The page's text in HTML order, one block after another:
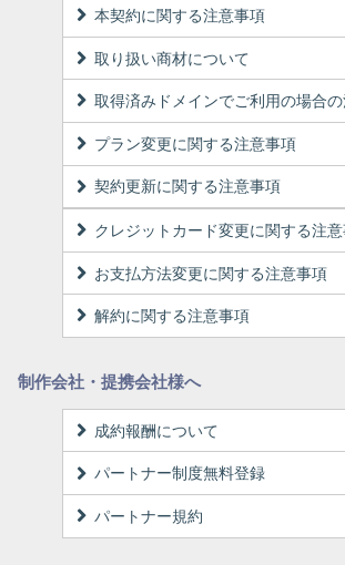
本契約に関する注意事項
取り扱い商材について
取得済みドメインでご利用の場合
プラン変更に関する注意事項
契約更新に関する注意事項
クレジットカード変更に関する注
お支払方法変更に関する注意事項
解約に関する注意事項
制作会社・提携会社様へ
成約報酬について
パートナー制度無料登録
パートナー規約